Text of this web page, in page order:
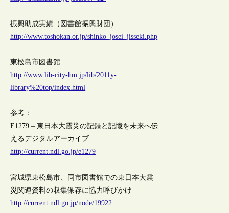
振興助成実績（図書館振興財団）
http://www.toshokan.or.jp/shinko_josei_jisseki.php
東松島市図書館
http://www.lib-city-hm.jp/lib/2011y-
library%20top/index.html
参考：
E1279 – 東日本大震災の記録と記憶を未来へ伝
えるデジタルアーカイブ
http://current.ndl.go.jp/e1279
宮城県東松島市、同市図書館での東日本大震
災関連資料の収集保存に協力呼びかけ
http://current.ndl.go.jp/node/19922